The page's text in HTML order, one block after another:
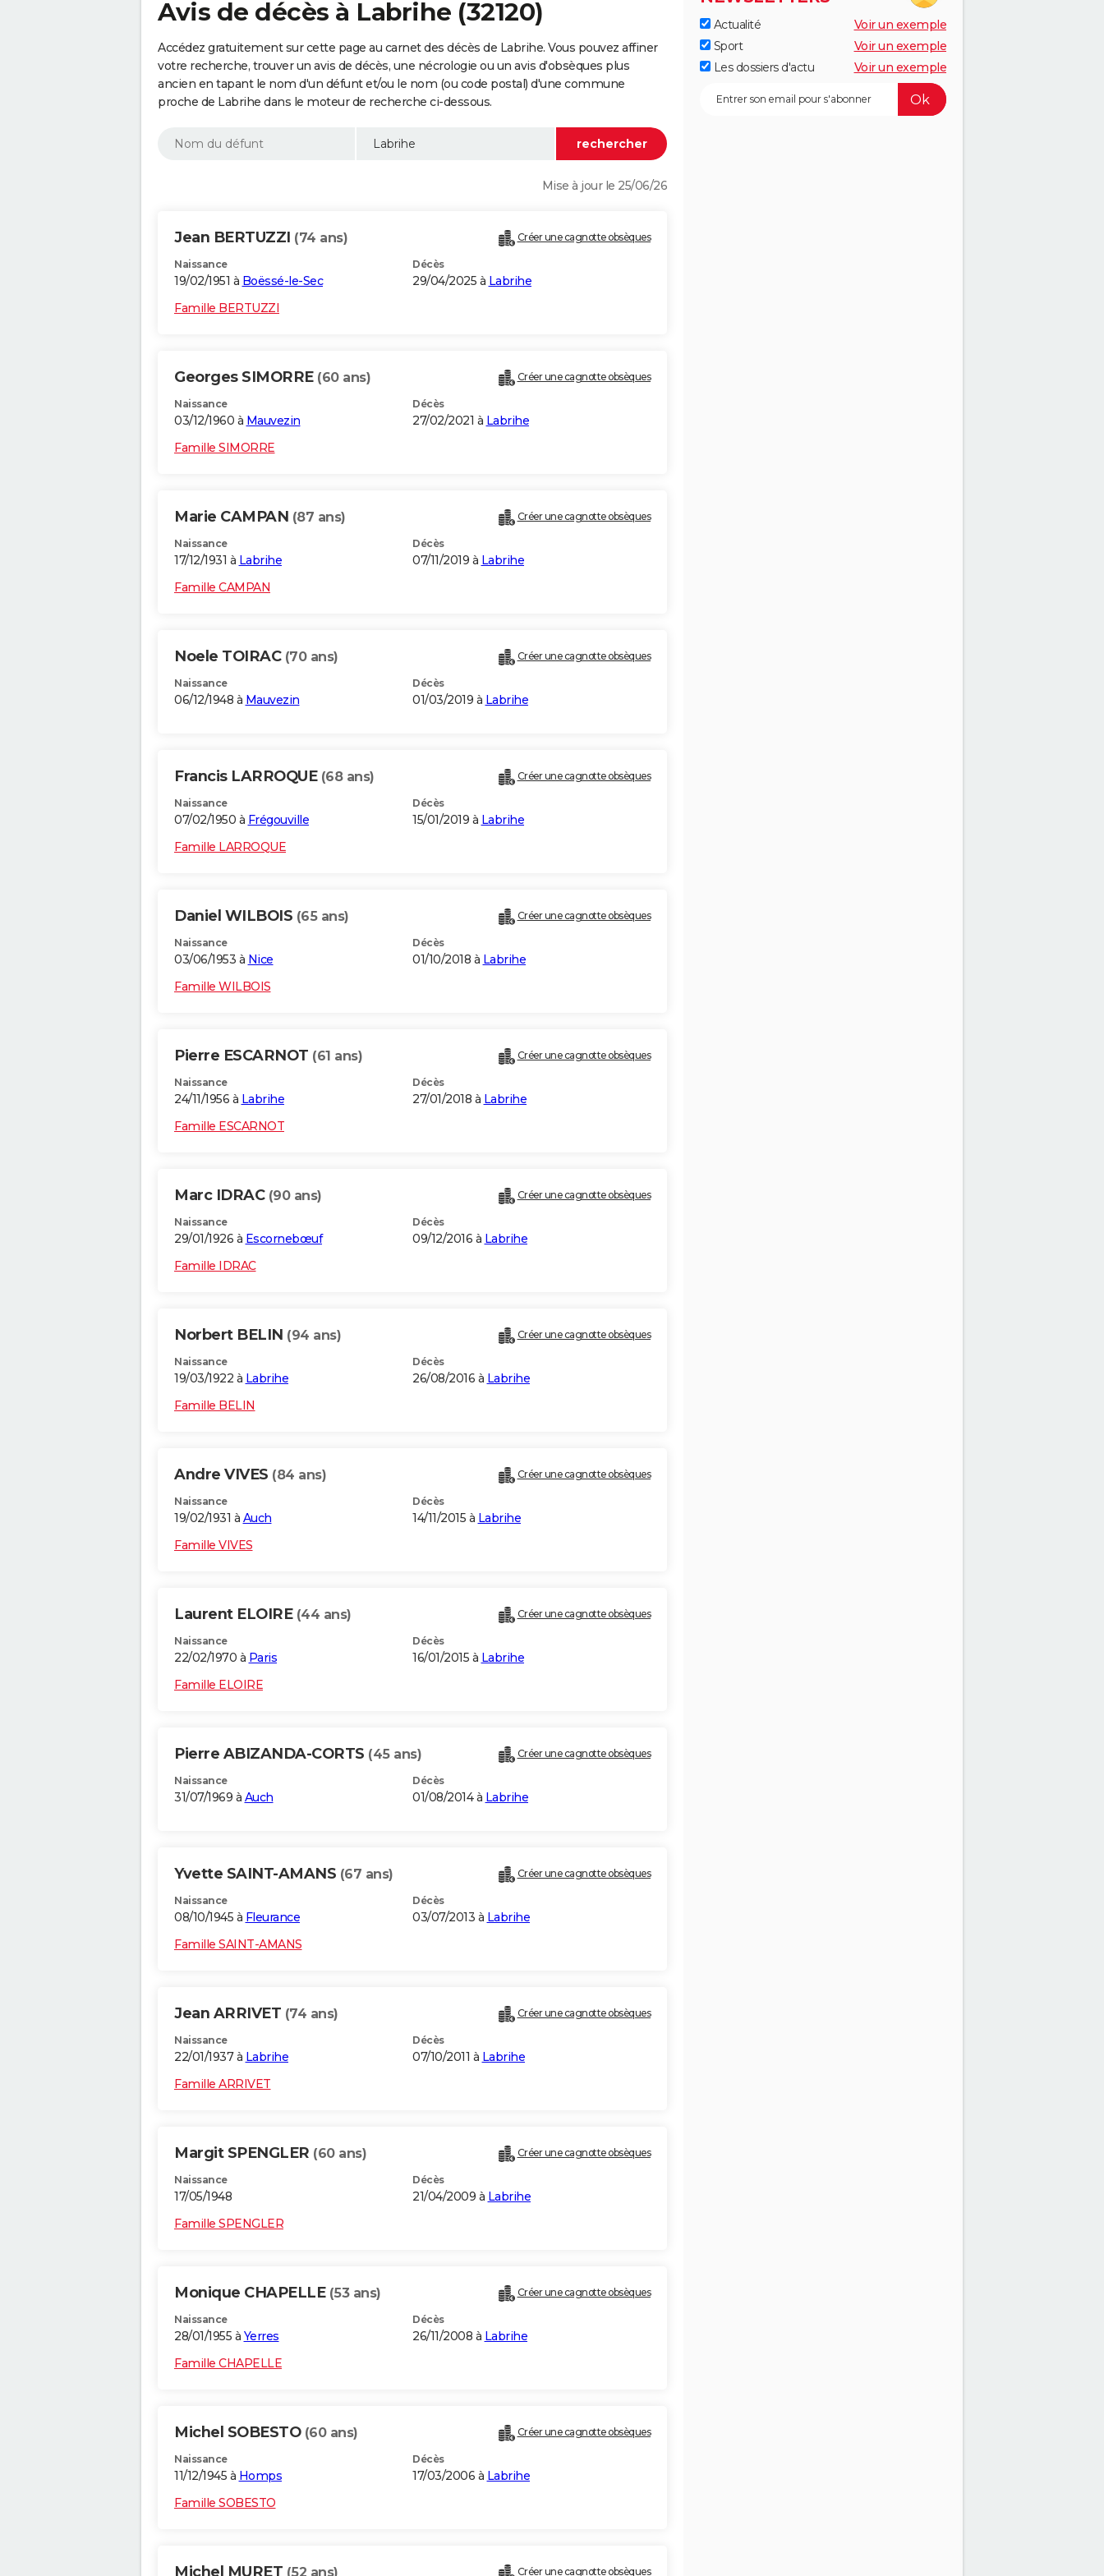
Avis de décès à Labrihe (32120)
Accédez gratuitement sur cette page au carnet des décès de Labrihe. Vous pouvez affiner
votre recherche, trouver un avis de décès, une nécrologie ou un avis d'obsèques plus
ancien en tapant le nom d'un défunt et/ou le nom (ou code postal) d'une commune
proche de Labrihe dans le moteur de recherche ci-dessous.
Mise à jour le 25/06/26
Jean BERTUZZI (74 ans) Créer une cagnotte obsèques
Naissance
19/02/1951 à Boëssé-le-Sec
Décès
29/04/2025 à Labrihe
Famille BERTUZZI
Georges SIMORRE (60 ans) Créer une cagnotte obsèques
Naissance
03/12/1960 à Mauvezin
Décès
27/02/2021 à Labrihe
Famille SIMORRE
Marie CAMPAN (87 ans) Créer une cagnotte obsèques
Naissance
17/12/1931 à Labrihe
Décès
07/11/2019 à Labrihe
Famille CAMPAN
Noele TOIRAC (70 ans) Créer une cagnotte obsèques
Naissance
06/12/1948 à Mauvezin
Décès
01/03/2019 à Labrihe
Francis LARROQUE (68 ans) Créer une cagnotte obsèques
Naissance
07/02/1950 à Frégouville
Décès
15/01/2019 à Labrihe
Famille LARROQUE
Daniel WILBOIS (65 ans) Créer une cagnotte obsèques
Naissance
03/06/1953 à Nice
Décès
01/10/2018 à Labrihe
Famille WILBOIS
Pierre ESCARNOT (61 ans) Créer une cagnotte obsèques
Naissance
24/11/1956 à Labrihe
Décès
27/01/2018 à Labrihe
Famille ESCARNOT
Marc IDRAC (90 ans) Créer une cagnotte obsèques
Naissance
29/01/1926 à Escornebœuf
Décès
09/12/2016 à Labrihe
Famille IDRAC
Norbert BELIN (94 ans) Créer une cagnotte obsèques
Naissance
19/03/1922 à Labrihe
Décès
26/08/2016 à Labrihe
Famille BELIN
Andre VIVES (84 ans) Créer une cagnotte obsèques
Naissance
19/02/1931 à Auch
Décès
14/11/2015 à Labrihe
Famille VIVES
Laurent ELOIRE (44 ans) Créer une cagnotte obsèques
Naissance
22/02/1970 à Paris
Décès
16/01/2015 à Labrihe
Famille ELOIRE
Pierre ABIZANDA-CORTS (45 ans) Créer une cagnotte obsèques
Naissance
31/07/1969 à Auch
Décès
01/08/2014 à Labrihe
Yvette SAINT-AMANS (67 ans) Créer une cagnotte obsèques
Naissance
08/10/1945 à Fleurance
Décès
03/07/2013 à Labrihe
Famille SAINT-AMANS
Jean ARRIVET (74 ans) Créer une cagnotte obsèques
Naissance
22/01/1937 à Labrihe
Décès
07/10/2011 à Labrihe
Famille ARRIVET
Margit SPENGLER (60 ans) Créer une cagnotte obsèques
Naissance
17/05/1948
Décès
21/04/2009 à Labrihe
Famille SPENGLER
Monique CHAPELLE (53 ans) Créer une cagnotte obsèques
Naissance
28/01/1955 à Yerres
Décès
26/11/2008 à Labrihe
Famille CHAPELLE
Michel SOBESTO (60 ans) Créer une cagnotte obsèques
Naissance
11/12/1945 à Homps
Décès
17/03/2006 à Labrihe
Famille SOBESTO
Michel MURET (52 ans) Créer une cagnotte obsèques
Actualité
Voir un exemple
Sport
Voir un exemple
Les dossiers d'actu
Voir un exemple